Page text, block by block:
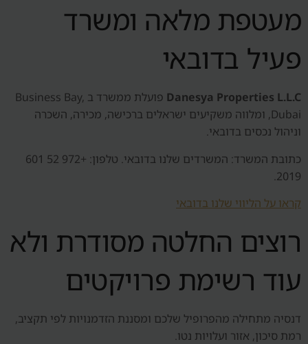
מעטפת מלאה ומשרד
פעיל בדובאי
Danesya Properties L.L.C
פועלת ממשרד ב Business Bay,
Dubai, ומלווה משקיעים ישראלים ברכישה, מכירה, השכרה
וניהול נכסים בדובאי.
כתובת המשרד: המשרדים שלנו בדובאי. טלפון: +972 52 601
2019.
קראו על הליווי שלנו בדובאי
רוצים החלטה מסודרת ולא
עוד רשימת פרויקטים
דנסיה מתחילה מהפרופיל שלכם ומסננת הזדמנויות לפי תקציב,
רמת סיכון, אזור ועלויות נטו.